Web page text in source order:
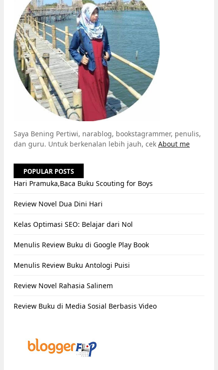
Saya Bening Pertiwi, narablog, bookstagrammer, penulis,
dan guru. Untuk berkenalan lebih jauh, cek About me
POPULAR POSTS
Hari Pramuka,Baca Buku Scouting for Boys
Review Novel Dua Dini Hari
Kelas Optimasi SEO: Belajar dari Nol
Menulis Review Buku di Google Play Book
Menulis Review Buku Antologi Puisi
Review Novel Rahasia Salinem
Review Buku di Media Sosial Berbasis Video